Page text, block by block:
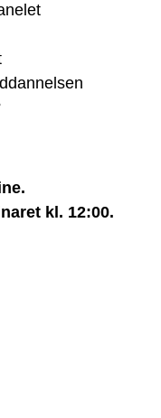
kl. 12:00.